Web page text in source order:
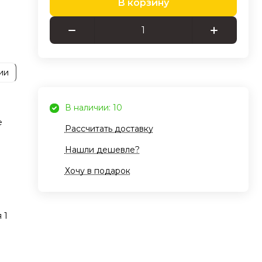
В корзину
В наличии: 10
Рассчитать доставку
Нашли дешевле?
Хочу в подарок